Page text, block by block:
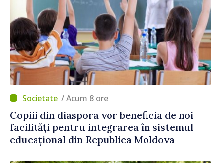
/ Acum 8 ore
Copiii din diaspora vor beneficia de noi
facilități pentru integrarea în sistemul
educațional din Republica Moldova